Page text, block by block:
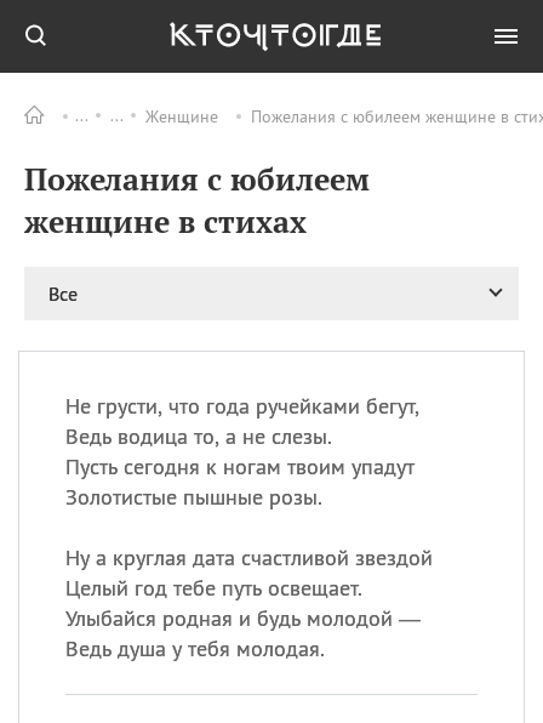
Женщине Пожелания с юбилеем женщине в
Пожелания с юбилеем
женщине в стихах
Все
Не грусти, что года ручейками бегут,
Ведь водица то, а не слезы.
Пусть сегодня к ногам твоим упадут
Золотистые пышные розы.
Ну а круглая дата счастливой звездой
Целый год тебе путь освещает.
Улыбайся родная и будь молодой —
Ведь душа у тебя молодая.
ПРАЗДНИКИ Все
11.08 Рождество святителя
11.08
праздник
12.08 День
Военно‑воздушных сил
(День ВВС) РФ
Сегодня празднуют именины
Акакий
Еще